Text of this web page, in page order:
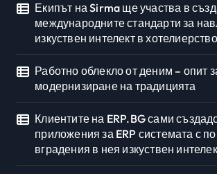
Екипът на Sirma ще участва в
международните стандарти за
изкуствен интелект в
Работно облекло от деним – опит
модернизиране на традицията
Клиентите на ERP.BG сами
приложения за ERP системата с
вградения в нея изкуствен